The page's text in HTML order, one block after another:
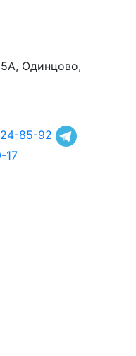
Одинцово,
85-92
17